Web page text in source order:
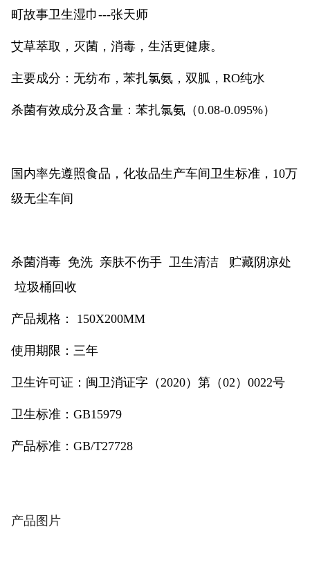
町故事卫生湿巾---张天师
艾草萃取，灭菌，消毒，生活更健康。
主要成分：无纺布，苯扎氯氨，双胍，RO纯水
杀菌有效成分及含量：苯扎氯氨（0.08-0.095%）
国内率先遵照食品，化妆品生产车间卫生标准，10万
级无尘车间
杀菌消毒 免洗 亲肤不伤手 卫生清洁 贮藏阴凉处
垃圾桶回收
产品规格： 150X200MM
使用期限：三年
卫生许可证：闽卫消证字（2020）第（02）0022号
卫生标准：GB15979
产品标准：GB/T27728
产品图片